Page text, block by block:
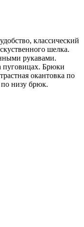
классический
шелка.
рукавами.
пуговицах. Брюки
окантовка по
низу брюк.